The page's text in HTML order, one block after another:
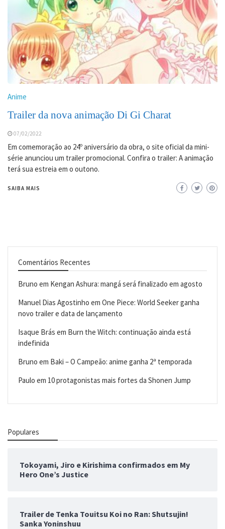
Anime
Trailer da nova animação Di Gi Charat
07/02/2022
Em comemoração ao 24º aniversário da obra, o site oficial da mini-
série anunciou um trailer promocional. Confira o trailer: A animação
terá sua estreia em o outono.
SAIBA MAIS
Comentários Recentes
Bruno em Kengan Ashura: mangá será finalizado em agosto
Manuel Dias Agostinho em One Piece: World Seeker ganha
novo trailer e data de lançamento
Isaque Brás em Burn the Witch: continuação ainda está
indefinida
Bruno em Baki – O Campeão: anime ganha 2ª temporada
Paulo em 10 protagonistas mais fortes da Shonen Jump
Populares
Tokoyami, Jiro e Kirishima confirmados em My
Hero One’s Justice
Trailer de Tenka Touitsu Koi no Ran: Shutsujin!
Sanka Yoninshuu